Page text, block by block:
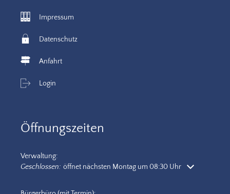
Impressum
Datenschutz
Anfahrt
Login
Öffnungszeiten
Verwaltung:
Klicken, um weitere Öffnungs- oder Schließzeiten auszublenden
Geschlossen: öffnet nächsten Montag um 08:30 Uhr